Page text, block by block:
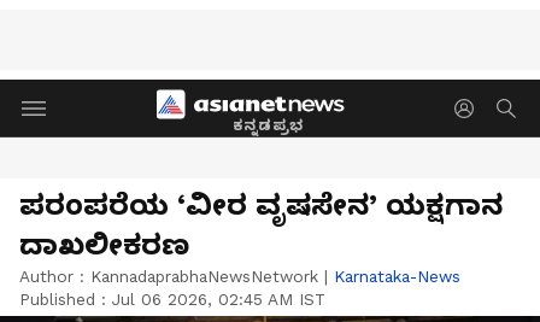
ಕನ್ನಡಪ್ರಭ
ಪರಂಪರೆಯ ‘ವೀರ ವೃಷಸೇನ’ ಯಕ್ಷಗಾನ
ದಾಖಲೀಕರಣ
Author : KannadaprabhaNewsNetwork | Karnataka-News
Published : Jul 06 2026, 02:45 AM IST